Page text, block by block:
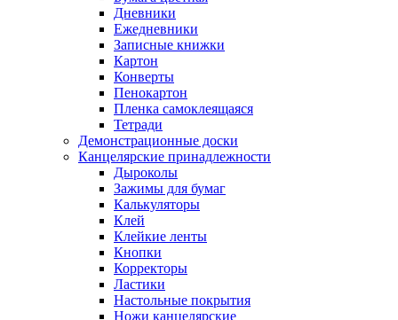
Дневники
Ежедневники
Записные книжки
Картон
Конверты
Пенокартон
Пленка самоклеящаяся
Тетради
Демонстрационные доски
Канцелярские принадлежности
Дыроколы
Зажимы для бумаг
Калькуляторы
Клей
Клейкие ленты
Кнопки
Корректоры
Ластики
Настольные покрытия
Ножи канцелярские